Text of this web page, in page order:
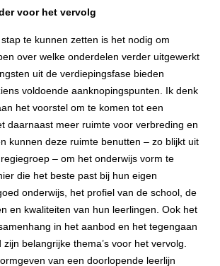
voor het vervolg
te kunnen zetten is het nodig om
over welke onderdelen verder uitgewerkt
uit de verdiepingsfase bieden
voldoende aanknopingspunten. Ik denk
het voorstel om te komen tot een
daarnaast meer ruimte voor verbreding en
kunnen deze ruimte benutten – zo blijkt uit
– om het onderwijs vorm te
die het beste past bij hun eigen
onderwijs, het profiel van de school, de
en kwaliteiten van hun leerlingen. Ook het
in het aanbod en het tegengaan
belangrijke thema’s voor het vervolg.
van een doorlopende leerlijn